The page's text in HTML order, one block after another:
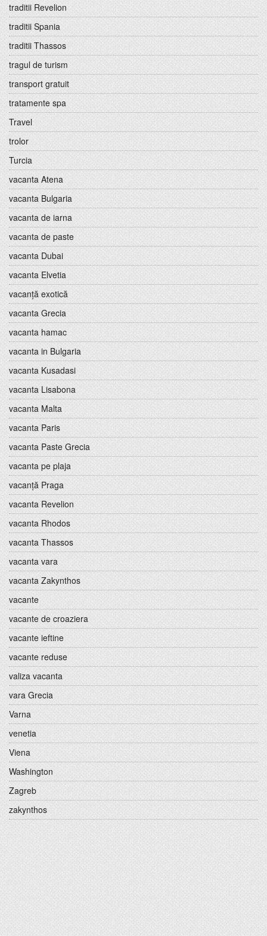
traditii Revelion
traditii Spania
traditii Thassos
tragul de turism
transport gratuit
tratamente spa
Travel
trolor
Turcia
vacanta Atena
vacanta Bulgaria
vacanta de iarna
vacanta de paste
vacanta Dubai
vacanta Elvetia
vacanță exotică
vacanta Grecia
vacanta hamac
vacanta in Bulgaria
vacanta Kusadasi
vacanta Lisabona
vacanta Malta
vacanta Paris
vacanta Paste Grecia
vacanta pe plaja
vacanță Praga
vacanta Revelion
vacanta Rhodos
vacanta Thassos
vacanta vara
vacanta Zakynthos
vacante
vacante de croaziera
vacante ieftine
vacante reduse
valiza vacanta
vara Grecia
Varna
venetia
Viena
Washington
Zagreb
zakynthos